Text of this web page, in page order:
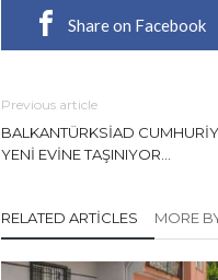
Share on Facebook
Previous article
BALKANTÜRKSİAD
YENİ EVİNE TAŞINIYOR…
RELATED ARTICLES MORE